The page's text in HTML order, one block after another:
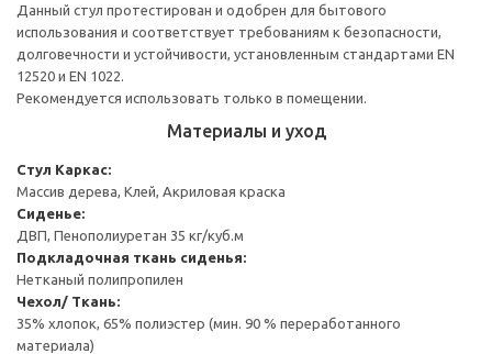
Данный стул протестирован и одобрен для бытового
использования и соответствует требованиям к безопасности,
долговечности и устойчивости, установленным стандартами EN
12520 и EN 1022.
Рекомендуется использовать только в помещении.
Материалы и уход
Стул Каркас:
Массив дерева, Клей, Акриловая краска
Сиденье:
ДВП, Пенополиуретан 35 кг/куб.м
Подкладочная ткань сиденья:
Нетканый полипропилен
Чехол/ Ткань:
35% хлопок, 65% полиэстер (мин. 90 % переработанного
материала)